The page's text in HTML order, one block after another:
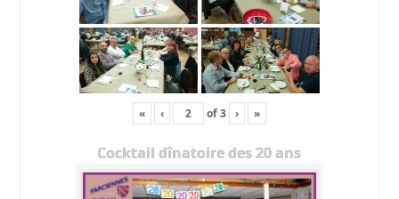
« ‹ of3 › »
Cocktail dînatoire des 20 ans